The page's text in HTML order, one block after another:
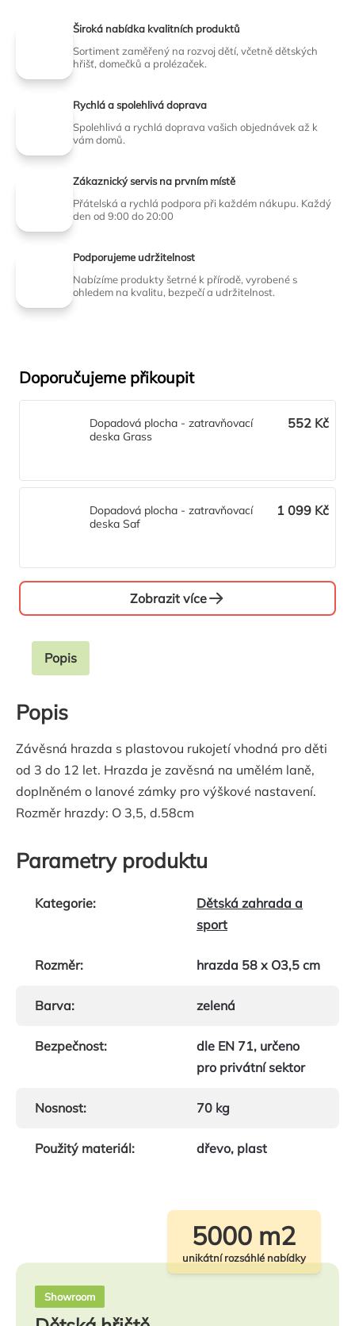
Široká nabídka kvalitních produktů
Sortiment zaměřený na rozvoj dětí, včetně dětských
hřišť, domečků a prolézaček.
Rychlá a spolehlivá doprava
Spolehlivá a rychlá doprava vašich objednávek až k
vám domů.
Zákaznický servis na prvním místě
Přátelská a rychlá podpora při každém nákupu. Každý
den od 9:00 do 20:00
Podporujeme udržitelnost
Nabízíme produkty šetrné k přírodě, vyrobené s
ohledem na kvalitu, bezpečí a udržitelnost.
Doporučujeme přikoupit
Dopadová plocha - zatravňovací
deska Grass
552 Kč
Dopadová plocha - zatravňovací
deska Saf
1 099 Kč
Zobrazit více
Popis
Popis
Závěsná hrazda s plastovou rukojetí vhodná pro děti
od 3 do 12 let. Hrazda je zavěsná na umělém laně,
doplněném o lanové zámky pro výškové nastavení.
Rozměr hrazdy: O 3,5, d.58cm
Parametry produktu
Kategorie:
Dětská zahrada a
sport
Rozměr: hrazda 58 x O3,5 cm
Barva: zelená
Bezpečnost:
dle EN 71, určeno
pro privátní sektor
Nosnost: 70 kg
Použitý materiál: dřevo, plast
Showroom
5000 m2
unikátní rozsáhlé nabídky